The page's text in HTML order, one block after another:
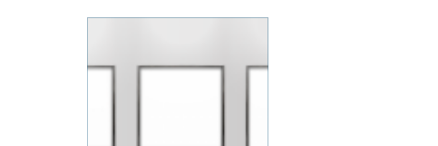
rät...